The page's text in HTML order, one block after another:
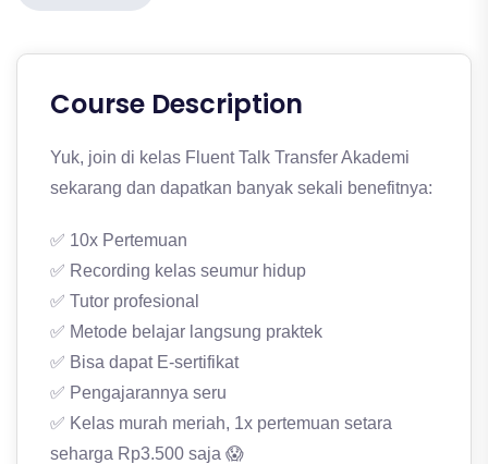
Course Description
Yuk, join di kelas Fluent Talk Transfer Akademi
sekarang dan dapatkan banyak sekali benefitnya:
✅ 10x Pertemuan
✅ Recording kelas seumur hidup
✅ Tutor profesional
✅ Metode belajar langsung praktek
✅ Bisa dapat E-sertifikat
✅ Pengajarannya seru
✅ Kelas murah meriah, 1x pertemuan setara
seharga Rp3.500 saja 😱